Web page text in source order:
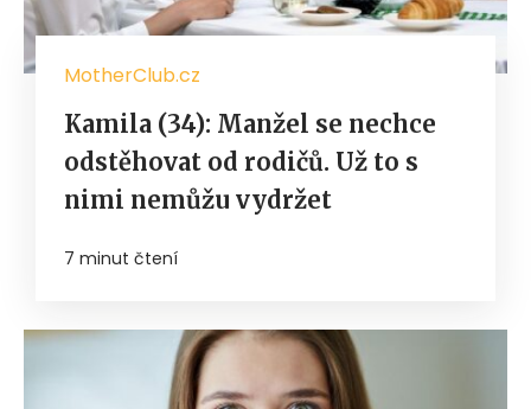
MotherClub.cz
Kamila (34): Manžel se nechce
odstěhovat od rodičů. Už to s
nimi nemůžu vydržet
7 minut čtení